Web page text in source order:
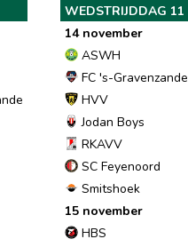
WEDSTRIJDDAG 11
14 november
ASWH
FC 's-Gravenzande
HVV
Jodan Boys
RKAVV
SC Feyenoord
Smitshoek
15 november
HBS